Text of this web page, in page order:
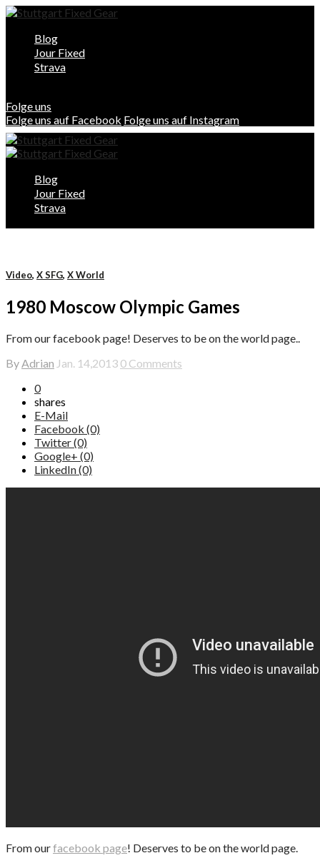
Blog
Jour Fixed
Strava
Folge uns
Folge uns auf Facebook Folge uns auf Instagram
Blog
Jour Fixed
Strava
Video, X SFG, X World
1980 Moscow Olympic Games
From our facebook page! Deserves to be on the world page..
ByAdrian Jan. 14,2013 0 Comments
0
shares
E-Mail
Facebook (0)
Twitter (0)
Google+ (0)
LinkedIn (0)
From ourfacebook page! Deserves to be on the world page.